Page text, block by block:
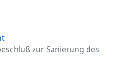
zur Sanierung des